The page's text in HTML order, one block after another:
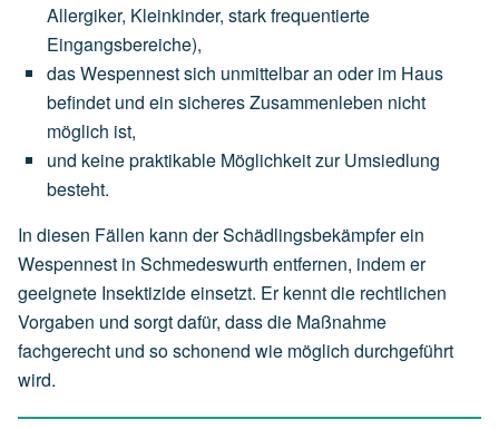
Allergiker, Kleinkinder, starkfrequentierte
Eingangsbereiche),
dasWespennestsich unmittelbar an oder im Haus
befindet und ein sicheresZusammenleben nicht
möglich ist,
und keinepraktikable Möglichkeitzur Umsiedlung
besteht.
In diesen Fällen kann der Schädlingsbekämpfer ein
Wespennest in Schmedeswurth entfernen, indem er
geeignete Insektizide einsetzt. Er kennt die rechtlichen
Vorgaben und sorgt dafür, dass die Maßnahme
fachgerecht und so schonend wie möglich durchgeführt
wird.